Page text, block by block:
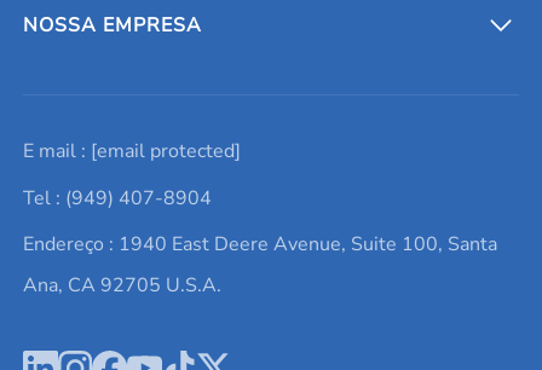
Entre em contato conosco
Lista de consultas
Termos e Condições
Política de Privacidade
Metais refratários
Elementos de terras raras
Alvos de pulverização catódica
Ácido hialurônico
NOSSA EMPRESA
Promoções atuais
Notícias e blogs
Estudos de caso
E mail : [email protected]
Tel : (949) 407-8904
Endereço : 1940 East Deere Avenue, Suite 100, Santa
Ana, CA 92705 U.S.A.